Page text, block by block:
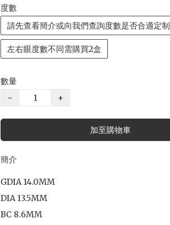
度數
請先查看簡介或向我們查詢度數是否合適定制
左右眼度數不同需購買2盒
數量
−
+
加至購物車
簡介
GDIA 14.0MM
DIA 13.5MM
BC 8.6MM